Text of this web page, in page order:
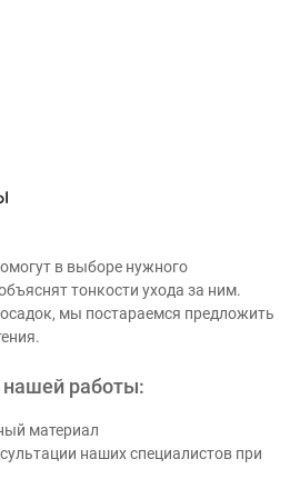
в выборе нужного
тонкости ухода за ним.
мы постараемся предложить
работы:
материал
наших специалистов при